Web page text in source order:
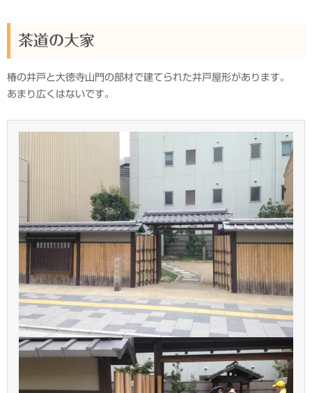
茶道の大家
椿の井戸と大徳寺山門の部材で建てられた井戸屋形があります。
あまり広くはないです。